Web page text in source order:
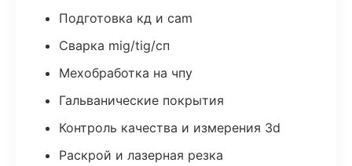
Подготовка кд и cam
Сварка mig/tig/сп
Мехобработка на чпу
Гальванические покрытия
Контроль качества и измерения 3d
Раскрой и лазерная резка